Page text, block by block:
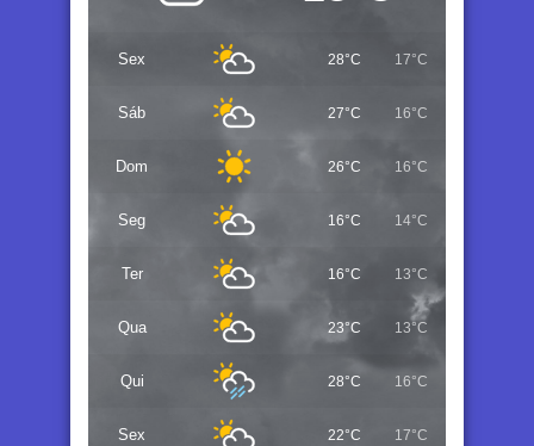
Sex 28°C 17°C
Sáb 27°C 16°C
Dom 26°C 16°C
Seg 16°C 14°C
Ter 16°C 13°C
Qua 23°C 13°C
Qui 28°C 16°C
Sex 22°C 17°C